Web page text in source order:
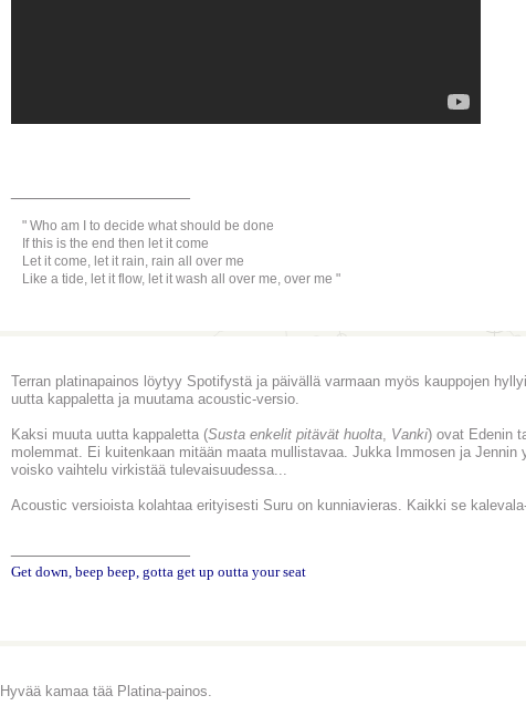
Who am I to decide what should be done
If this is the end then let it come
Let it come, let it rain, rain all over me
Like a tide, let it flow, let it wash all over me, over me
Terran platinapainos löytyy Spotifystä ja päivällä varmaan myös kauppojen
uutta kappaletta ja muutama acoustic-versio.
Kaksi muuta uutta kappaletta (Susta enkelit pitävät huolta Vanki) ovat Edenin
molemmat. Ei kuitenkaan mitään maata mullistavaa. Jukka Immosen ja
voisko vaihtelu virkistää tulevaisuudessa...
Acoustic versioista kolahtaa erityisesti Suru on kunniavieras. Kaikki se
Get down, beep beep, gotta get up outta your seat
Hyvää kamaa tää Platina-painos.